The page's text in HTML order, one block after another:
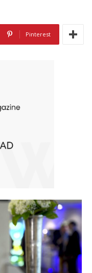
Pinterest